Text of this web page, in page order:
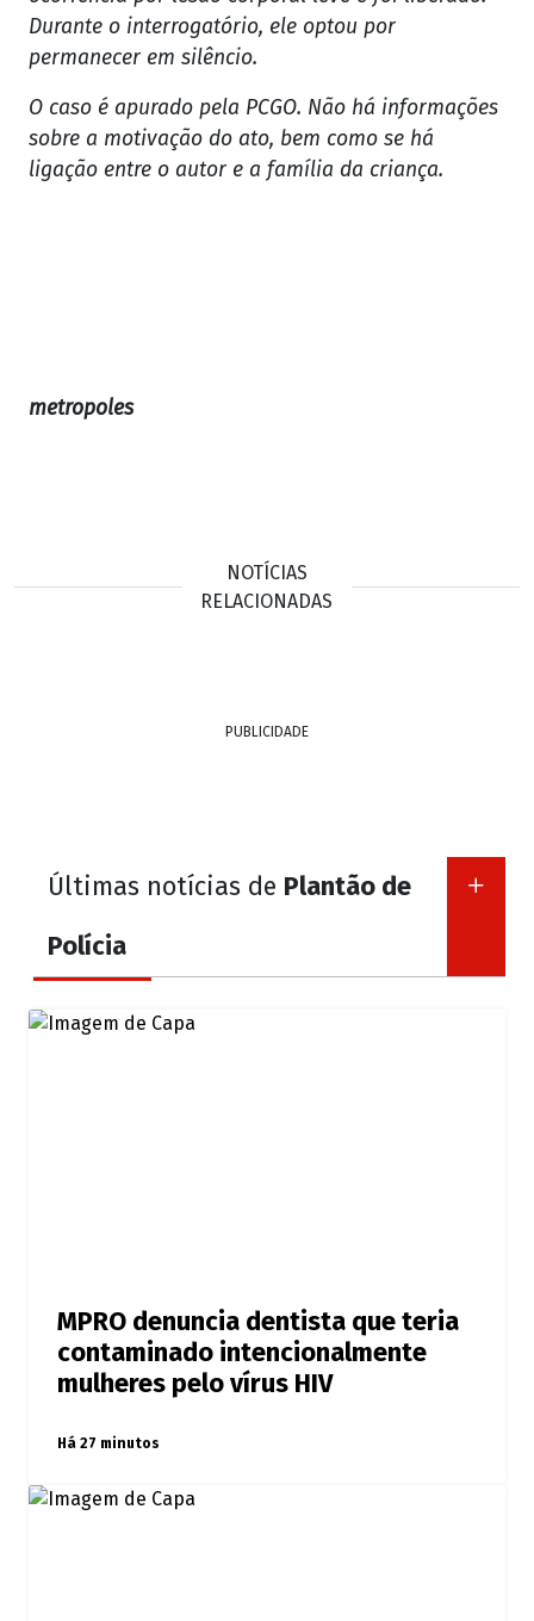
Durante o interrogatório, ele optou por
permanecer em silêncio.
O caso é apurado pela PCGO. Não há informações
sobre a motivação do ato, bem como se há
ligação entre o autor e a família da criança.
metropoles
NOTÍCIAS
RELACIONADAS
PUBLICIDADE
Últimas notícias de Plantão de
Polícia
MPRO denuncia dentista que teria
contaminado intencionalmente
mulheres pelo vírus HIV
Há 27 minutos